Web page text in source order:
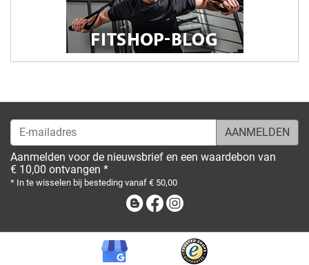
E-mailadres
Aanmelden voor de nieuwsbrief en een waardebon van
€ 10,00 ontvangen *
* In te wisselen bij besteding vanaf € 50,00
BlogFacebook